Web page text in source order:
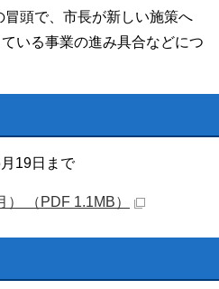
頭で、市長が新しい施策へ
いる事業の進み具合などにつ
19日まで
（PDF 1.1MB）